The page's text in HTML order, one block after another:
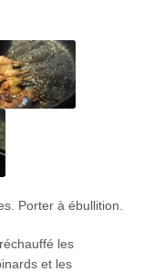
Porter à ébullition.
les
et les